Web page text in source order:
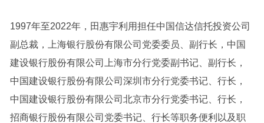
1997年至2022年，田惠宇利用担任中国信达信托投资公司
副总裁，上海银行股份有限公司党委委员、副行长，中国
建设银行股份有限公司上海市分行党委副书记、副行长，
中国建设银行股份有限公司深圳市分行党委书记、行长，
中国建设银行股份有限公司北京市分行党委书记、行长，
招商银行股份有限公司党委书记、行长等职务便利以及职